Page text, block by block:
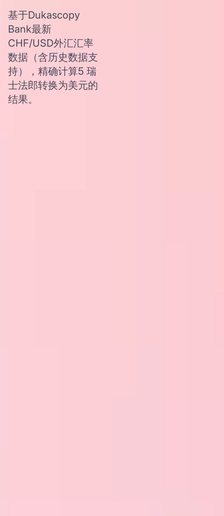
基于Dukascopy
Bank最新
CHF/USD外汇汇率
数据（含历史数据支
持），精确计算5 瑞
士法郎转换为美元的
结果。